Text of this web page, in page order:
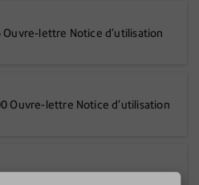
Ouvre-lettre Notice d'utilisation
Ouvre-lettre Notice d'utilisation
Notice d'utilisation